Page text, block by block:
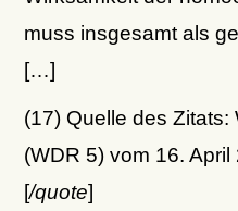
muss insgesamt als
[…]
(17) Quelle des Zitats:
(WDR 5) vom 16. April
[/quote]